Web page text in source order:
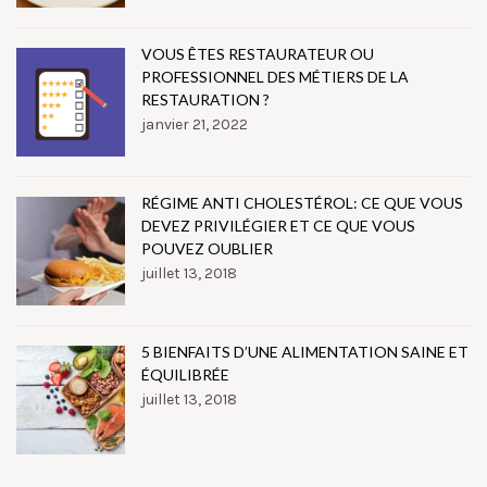
VOUS ÊTES RESTAURATEUR OU
PROFESSIONNEL DES MÉTIERS DE LA
RESTAURATION ?
janvier 21, 2022
RÉGIME ANTI CHOLESTÉROL: CE QUE VOUS
DEVEZ PRIVILÉGIER ET CE QUE VOUS
POUVEZ OUBLIER
juillet 13, 2018
5 BIENFAITS D’UNE ALIMENTATION SAINE ET
ÉQUILIBRÉE
juillet 13, 2018